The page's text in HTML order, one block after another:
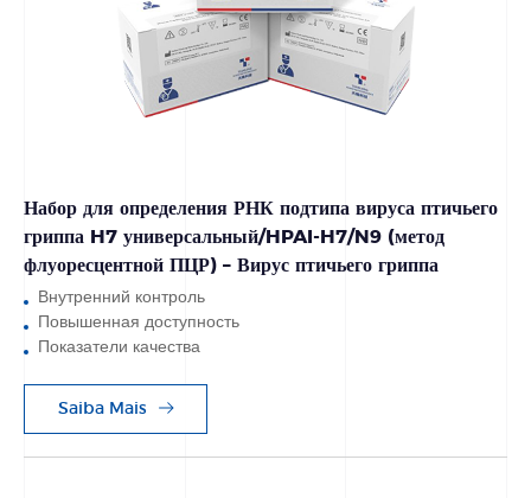
Набор для определения РНК подтипа вируса птичьего
гриппа H7 универсальный/HPAI-H7/N9 (метод
флуоресцентной ПЦР) – Вирус птичьего гриппа
Внутренний контроль
Повышенная доступность
Показатели качества
Saiba Mais